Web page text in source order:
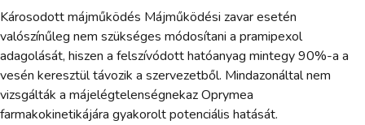
Károsodott májműködés Májműködési zavar esetén
valószínűleg nem szükséges módosítani a pramipexol
adagolását, hiszen a felszívódott hatóanyag mintegy 90%-a a
vesén keresztül távozik a szervezetből. Mindazonáltal nem
vizsgálták a májelégtelenségnekaz Oprymea
farmakokinetikájára gyakorolt potenciális hatását.